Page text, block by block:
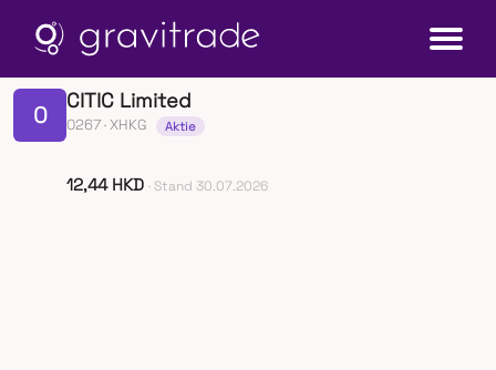
0
CITIC Limited
0267· XHKG Aktie
12,44 HKD · Stand 30.07.2026